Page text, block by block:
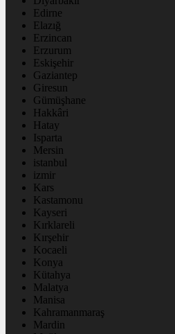
Edirne
Elazığ
Erzincan
Erzurum
Eskişehir
Gaziantep
Giresun
Gümüşhane
Hakkâri
Hatay
Isparta
Mersin
istanbul
izmir
Kars
Kastamonu
Kayseri
Kırklareli
Kırşehir
Kocaeli
Konya
Kütahya
Malatya
Manisa
Kahramanmaraş
Mardin